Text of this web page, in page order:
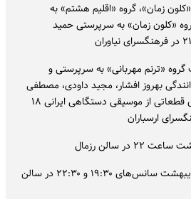
زمان»، گروه «اقلیم هشتم» به
«کلون زمان» به سرپرستی حمید
«ترنم مهربانی» به سرپرستی و
بهروز افشار، مجید داودی، مصطفی
مروتیان، ایرج مهاجرانی اجرای قطعاتی از موسیقی دستگاهی ایرانی ۱۸
د دان (دانیال و پیمان) ۱۸ اردیبهشت سانس‌های ۱۹:۳۰ و ۲۲:۳۰ در سالن